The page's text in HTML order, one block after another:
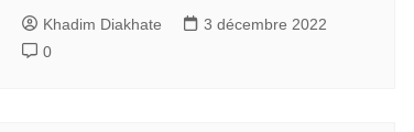
Khadim Diakhate
3 décembre 2022
0